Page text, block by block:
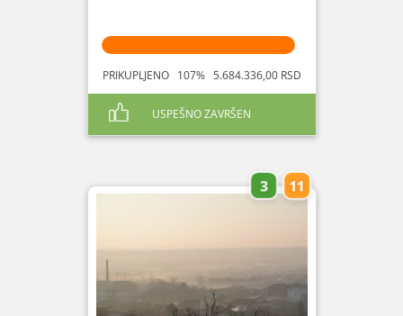
PRIKUPLJENO 107% 5.684.336,00 RSD
USPEŠNO ZAVRŠEN
3 11